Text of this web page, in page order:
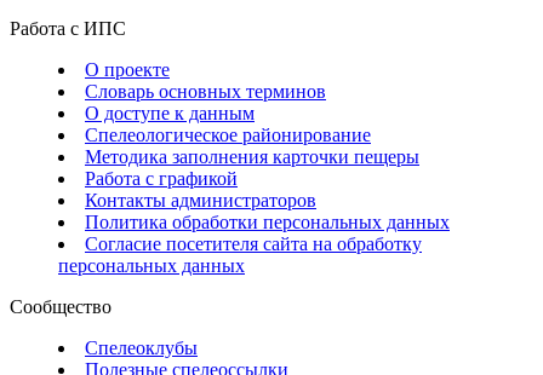
Работа с ИПС
О проекте
Словарь основных терминов
О доступе к данным
Спелеологическое районирование
Методика заполнения карточки пещеры
Работа с графикой
Контакты администраторов
Политика обработки персональных данных
Согласие посетителя сайта на обработку
персональных данных
Сообщество
Спелеоклубы
Полезные спелеоссылки